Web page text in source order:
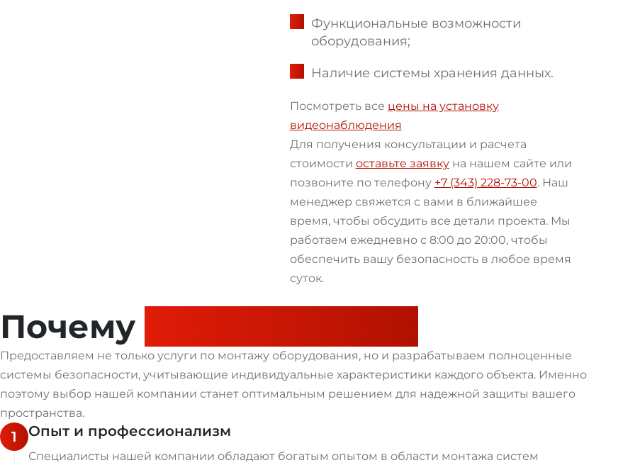
Функциональные возможности
оборудования;
Наличие системы хранения данных.
Посмотреть все цены на установку
видеонаблюдения
Для получения консультации и расчета
стоимости оставьте заявкуна нашем сайте или
позвоните по телефону +7 (343) 228-73-00. Наш
менеджер свяжется с вами в ближайшее
время, чтобы обсудить все детали проекта. Мы
работаем ежедневно с 8:00 до 20:00, чтобы
обеспечить вашу безопасность в любое время
суток.
Почему
Предоставляем не только услуги по монтажу оборудования, но и разрабатываем полноценные
системы безопасности, учитывающие индивидуальные характеристики каждого объекта. Именно
поэтому выбор нашей компании станет оптимальным решением для надежной защиты вашего
пространства.
1 Опыт и профессионализм
Специалисты нашей компании обладают богатым опытом в области монтажа систем